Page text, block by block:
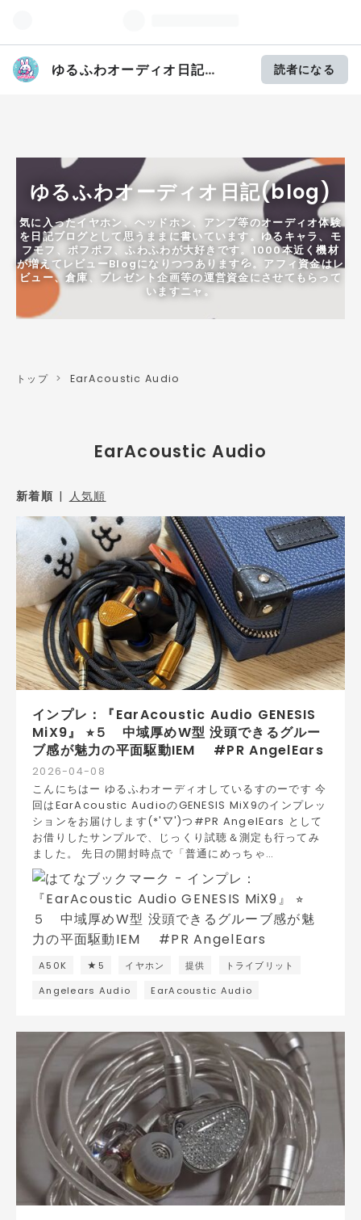
ゆるふわオーディオ日記
読者になる
ゆるふわオーディオ日記(blog)
気に入ったイヤホン、ヘッドホン、アンプ等のオーディオ体験
を日記ブログとして思うままに書いています。ゆるキャラ、モ
フモフ、ポフポフ、ふわふわが大好きです。1000本近く機材
が増えてレビューBlogになりつつあります💦。アフィ資金はレ
ビュー、倉庫、プレゼント企画等の運営資金にさせてもらって
いますニャ。
トップ > EarAcoustic Audio
EarAcoustic Audio
新着順 人気順
2026-04-08
インプレ：『EarAcoustic Audio GENESIS
MiX9』 ⭐︎５ 中域厚めW型 没頭できるグルー
ブ感が魅力の平面駆動IEM #PR AngelEars
A50K ★5 イヤホン 提供
トライブリット
Angelears Audio
EarAcoustic Audio
こんにちはー ゆるふわオーディオしているすのーです 今
回はEarAcoustic AudioのGENESIS MiX9のインプレッ
ションをお届けします(*'▽')つ#PR AngelEars として
お借りしたサンプルで、じっくり試聴＆測定も行ってみ
ました。 先日の開封時点で「普通にめっちゃ…